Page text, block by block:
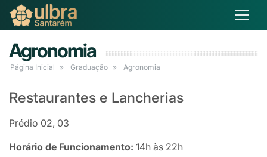
Agronomia
Página Inicial Graduação Agronomia
Restaurantes e Lancherias
Prédio 02, 03
Horário de Funcionamento: 14h às 22h